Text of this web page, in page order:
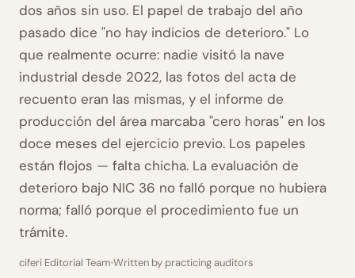
dos años sin uso. El papel de trabajo del año
pasado dice "no hay indicios de deterioro." Lo
que realmente ocurre: nadie visitó la nave
industrial desde 2022, las fotos del acta de
recuento eran las mismas, y el informe de
producción del área marcaba "cero horas" en los
doce meses del ejercicio previo. Los papeles
están flojos — falta chicha. La evaluación de
deterioro bajo NIC 36 no falló porque no hubiera
norma; falló porque el procedimiento fue un
trámite.
ciferi Editorial Team Written by practicing auditors